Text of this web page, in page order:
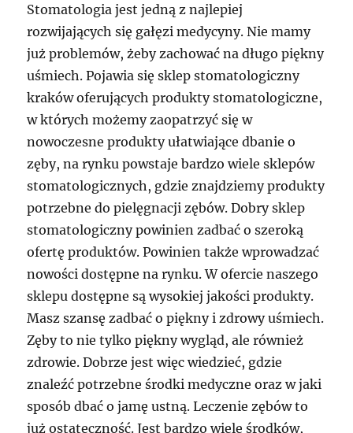
Stomatologia jest jedną z najlepiej
rozwijających się gałęzi medycyny. Nie mamy
już problemów, żeby zachować na długo piękny
uśmiech. Pojawia się sklep stomatologiczny
kraków oferujących produkty stomatologiczne,
w których możemy zaopatrzyć się w
nowoczesne produkty ułatwiające dbanie o
zęby, na rynku powstaje bardzo wiele sklepów
stomatologicznych, gdzie znajdziemy produkty
potrzebne do pielęgnacji zębów. Dobry sklep
stomatologiczny powinien zadbać o szeroką
ofertę produktów. Powinien także wprowadzać
nowości dostępne na rynku. W ofercie naszego
sklepu dostępne są wysokiej jakości produkty.
Masz szansę zadbać o piękny i zdrowy uśmiech.
Zęby to nie tylko piękny wygląd, ale również
zdrowie. Dobrze jest więc wiedzieć, gdzie
znaleźć potrzebne środki medyczne oraz w jaki
sposób dbać o jamę ustną. Leczenie zębów to
już ostateczność. Jest bardzo wiele środków,